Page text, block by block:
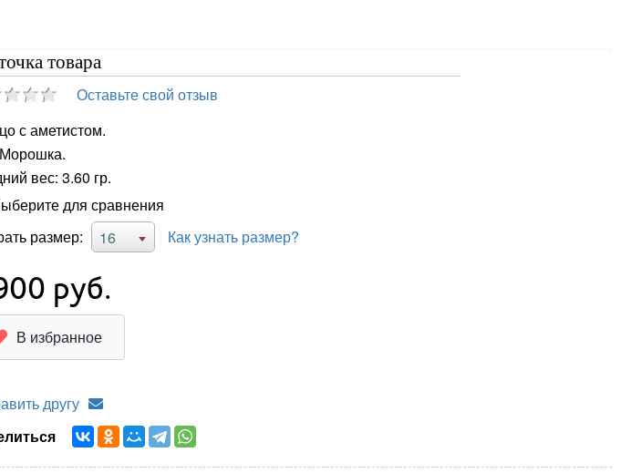
товара
Оставьте свой отзыв
с аметистом.
вес: 3.60 гр.
для сравнения
размер:
16 Как узнать размер?
руб.
В избранное
другу